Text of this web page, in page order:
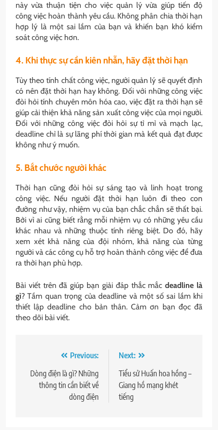
này vừa thuận tiện cho việc quản lý vừa giúp tiến độ
công việc hoàn thành yêu cầu. Không phân chia thời hạn
hợp lý là một sai lầm của bạn và khiến bạn khó kiểm
soát công việc hơn.
4. Khi thực sự cần kiên nhẫn, hãy đặt thời hạn
Tùy theo tính chất công việc, người quản lý sẽ quyết định
có nên đặt thời hạn hay không. Đối với những công việc
đòi hỏi tính chuyên môn hóa cao, việc đặt ra thời hạn sẽ
giúp cải thiện khả năng sản xuất công việc của mọi người.
Đối với những công việc đòi hỏi sự tỉ mỉ và mạch lạc,
deadline chỉ là sự lãng phí thời gian mà kết quả đạt được
không như ý muốn.
5. Bắt chước người khác
Thời hạn cũng đòi hỏi sự sáng tạo và linh hoạt trong
công việc. Nếu người đặt thời hạn luôn đi theo con
đường như vậy, nhiệm vụ của bạn chắc chắn sẽ thất bại.
Bởi vì ai cũng biết rằng mỗi nhiệm vụ có những yêu cầu
khác nhau và những thuộc tính riêng biệt. Do đó, hãy
xem xét khả năng của đội nhóm, khả năng của từng
người và các công cụ hỗ trợ hoàn thành công việc để đưa
ra thời hạn phù hợp.
Bài viết trên đã giúp bạn giải đáp thắc mắcdeadline là
gì? Tầm quan trọng của deadline và một số sai lầm khi
thiết lập deadline cho bản thân. Cảm ơn bạn đọc đã
theo dõi bài viết.
hướng
Previous:
Dòng điện là gì? Những
thông tin cần biết về
dòng điện
Next:
Tiểu sử Huấn hoa hồng –
Giang hồ mạng khét
tiếng